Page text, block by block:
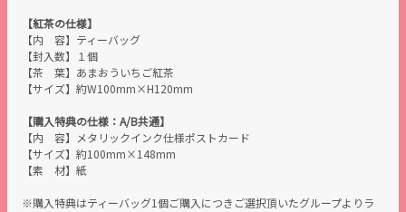
【紅茶の仕様】
【内 容】ティーバッグ
【封入数】１個
【茶 葉】あまおういちご紅茶
【サイズ】約W100mm×H120mm
【購入特典の仕様：A/B共通】
【内 容】メタリックインク仕様ポストカード
【サイズ】 約100mm×148mm
【素 材】紙
※購入特典はティーバッグ1個ご購入につきご選択頂いたグループよりラ